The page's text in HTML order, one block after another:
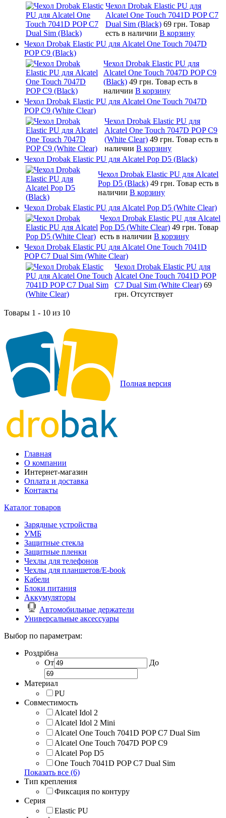
Чехол Drobak Elastic PU для
Alcatel One Touch 7041D POP C7
Dual Sim (Black) 69 грн. Товар
есть в наличии В корзину
Чехол Drobak Elastic PU для Alcatel One Touch 7047D
POP C9 (Black)
Чехол Drobak Elastic PU для
Alcatel One Touch 7047D POP C9
(Black) 49 грн. Товар есть в
наличии В корзину
Чехол Drobak Elastic PU для Alcatel One Touch 7047D
POP C9 (White Clear)
Чехол Drobak Elastic PU для
Alcatel One Touch 7047D POP C9
(White Clear) 49 грн. Товар есть в
наличии В корзину
Чехол Drobak Elastic PU для Alcatel Pop D5 (Black)
Чехол Drobak Elastic PU для Alcatel
Pop D5 (Black) 49 грн. Товар есть в
наличии В корзину
Чехол Drobak Elastic PU для Alcatel Pop D5 (White Clear)
Чехол Drobak Elastic PU для Alcatel
Pop D5 (White Clear) 49 грн. Товар
есть в наличии В корзину
Чехол Drobak Elastic PU для Alcatel One Touch 7041D
POP C7 Dual Sim (White Clear)
Чехол Drobak Elastic PU для
Alcatel One Touch 7041D POP
C7 Dual Sim (White Clear) 69
грн. Отсутствует
Товары 1 - 10 из 10
Полная версия
Главная
О компании
Интернет-магазин
Оплата и доставка
Контакты
Каталог товаров
Зарядные устройства
УМБ
Защитные стекла
Защитные пленки
Чехлы для телефонов
Чехлы для планшетов/E-book
Кабели
Блоки питания
Аккумуляторы
Автомобильные держатели
Универсальные аксессуары
Выбор по параметрам:
Роздрібна
От
До
Материал
PU
Совместимость
Alcatel Idol 2
Alcatel Idol 2 Mini
Alcatel One Touch 7041D POP C7 Dual Sim
Alcatel One Touch 7047D POP C9
Alcatel Pop D5
One Touch 7041D POP C7 Dual Sim
Показать все (6)
Тип крепления
Фиксация по контуру
Серия
Elastic PU